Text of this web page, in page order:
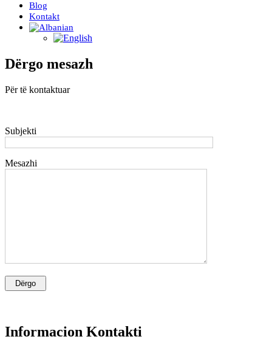
Blog
Kontakt
Dërgo mesazh
Për të kontaktuar
Subjekti
Mesazhi
Informacion Kontakti